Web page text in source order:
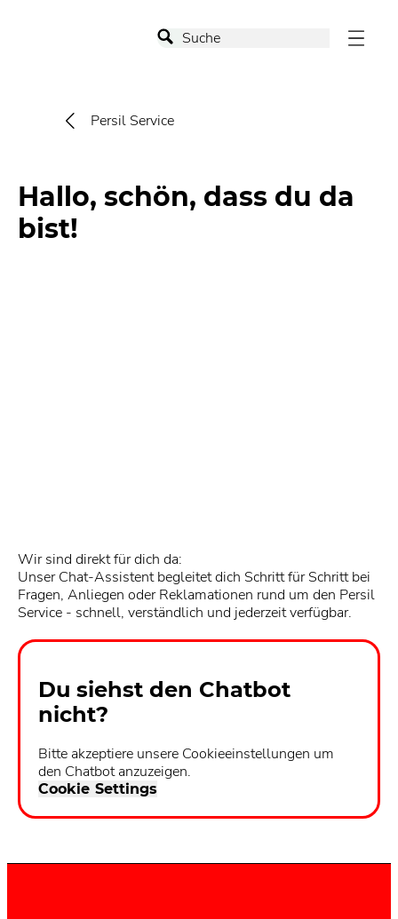
Persil Service
Hallo, schön, dass du da
bist!
Wir sind direkt für dich da:
Unser Chat-Assistent begleitet dich Schritt für Schritt bei
Fragen, Anliegen oder Reklamationen rund um den Persil
Service - schnell, verständlich und jederzeit verfügbar.
Du siehst den Chatbot
nicht?
Bitte akzeptiere unsere Cookieeinstellungen um
den Chatbot anzuzeigen.
Cookie Settings